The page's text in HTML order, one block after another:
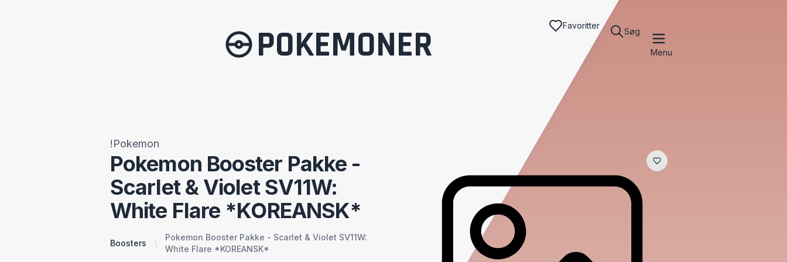
POKEMONER Favoritter
Søg
Menu
!Pokemon
Pokemon Booster Pakke -
Scarlet & Violet SV11W:
White Flare *KOREANSK*
Boosters
Pokemon Booster Pakke - Scarlet & Violet SV11W:
White Flare *KOREANSK*